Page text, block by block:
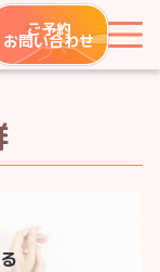
ご予約
お問い合わせ